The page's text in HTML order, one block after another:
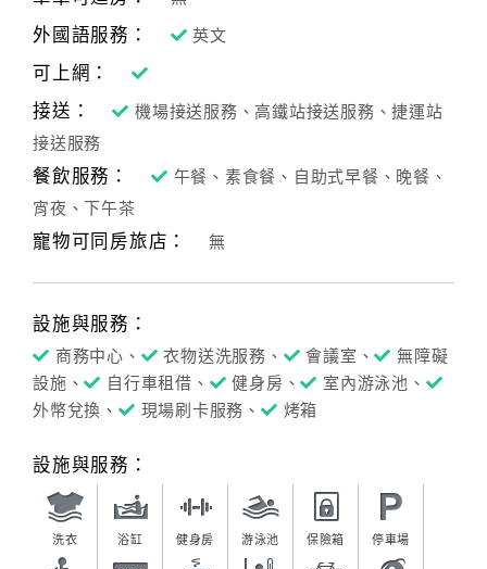
外國語服務： 英文
可上網：
接送：
機場接送服務、高鐵站接送服務、捷運站
接送服務
餐飲服務：
午餐、素食餐、自助式早餐、晚餐、
宵夜、下午茶
寵物可同房旅店： 無
設施與服務：
商務中心、 衣物送洗服務、 會議室、
無障礙
設施、
自行車租借、 健身房、
室內游泳池、
外幣兌換、
現場刷卡服務、 烤箱
設施與服務：
洗衣 浴缸 健身房 游泳池 保險箱 停車場